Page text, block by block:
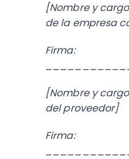
[Nombre y
de la empresa
Firma:
[Nombre y
del proveedor]
Firma: